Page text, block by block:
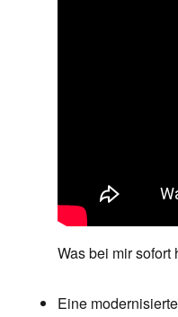
Was bei mir sofort
Eine